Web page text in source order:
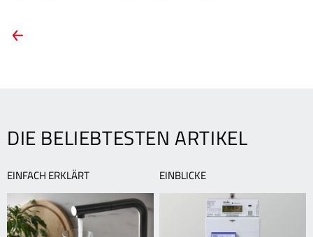
ARTIKEL-
am
Rheinstrand
DIE BELIEBTESTEN ARTIKEL
EINFACH ERKLÄRT EINBLICKE